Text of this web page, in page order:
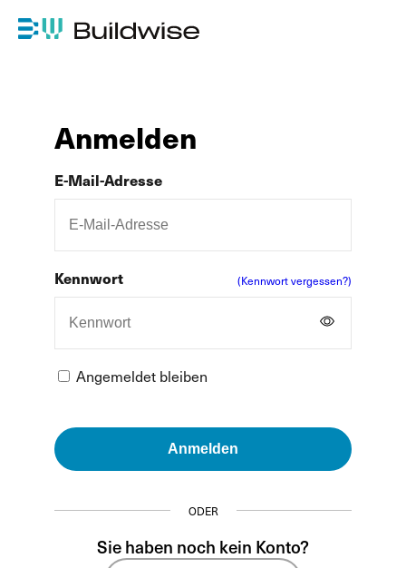
Anmelden
E-Mail-Adresse
Kennwort (Kennwort vergessen?)
Angemeldet bleiben
Anmelden
ODER
Sie haben noch kein Konto?